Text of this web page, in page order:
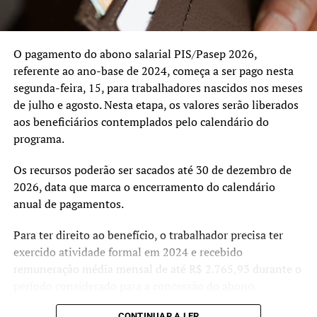
Com o novo reajuste, a distribuidora afirma que a
atualização tarifária segue os critérios previstos pela
envolvidos na prestação do serviço de fornecimento de
energia.
O pagamento do abono salarial PIS/Pasep 2026,
referente ao ano-base de 2024, começa a ser pago nesta
segunda-feira, 15, para trabalhadores nascidos nos meses
de julho e agosto. Nesta etapa, os valores serão liberados
aos beneficiários contemplados pelo calendário do
programa.
Os recursos poderão ser sacados até 30 de dezembro de
2026, data que marca o encerramento do calendário
anual de pagamentos.
Para ter direito ao benefício, o trabalhador precisa ter
exercido atividade formal em 2024 e recebido
remuneração média mensal de até R$ 2.765,93 durante o